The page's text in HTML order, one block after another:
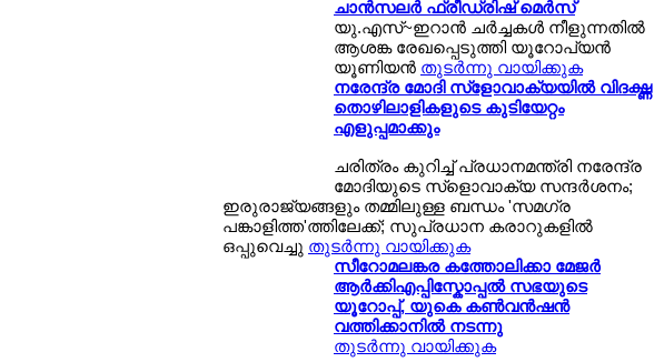
ചാന്‍സലര്‍ ഫ്രീഡ്രിഷ് മെര്‍സ്
യു.എസ്~ഇറാന്‍ ചര്‍ച്ചകള്‍ നീളുന്നതില്‍
ആശങ്ക രേഖപ്പെടുത്തി യൂറോപ്യന്‍
യൂണിയന്‍ തുടര്‍ന്നു വായിക്കുക
നരേന്ദ്ര മോദി സ്ളോവാക്യയില്‍ വിദഗ്ദ്ധ
തൊഴിലാളികളുടെ കുടിയേറ്റം
എളുപ്പമാക്കും
ചരിത്രം കുറിച്ച് പ്രധാനമന്ത്രി നരേന്ദ്ര
മോദിയുടെ സ്ളൊവാക്യ സന്ദര്‍ശനം;
ഇരുരാജ്യങ്ങളും തമ്മിലുള്ള ബന്ധം 'സമഗ്ര
പങ്കാളിത്ത'ത്തിലേക്ക്; സുപ്രധാന കരാറുകളില്‍
ഒപ്പുവെച്ചു തുടര്‍ന്നു വായിക്കുക
സീറോമലങ്കര കത്തോലിക്കാ മേജര്‍
ആര്‍ക്കിഎപ്പിസ്കോപ്പല്‍ സഭയുടെ
യൂറോപ്പ്, യുകെ കണ്‍വന്‍ഷന്‍
വത്തിക്കാനില്‍ നടന്നു
തുടര്‍ന്നു വായിക്കുക